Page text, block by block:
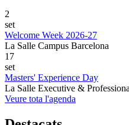
2
set
Welcome Week 2026-27
La Salle Campus Barcelona
17
set
Masters' Experience Day
La Salle Executive &
Veure tota l'agenda